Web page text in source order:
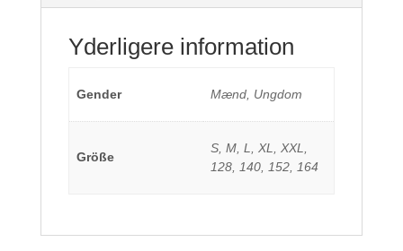
Yderligere information
Gender Mænd, Ungdom
Größe
S, M, L, XL, XXL,
128, 140, 152, 164